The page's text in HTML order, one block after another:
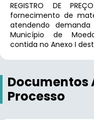
REGISTRO DE
fornecimento de
atendendo
Município de
contida no Anexo I
Documentos
Processo